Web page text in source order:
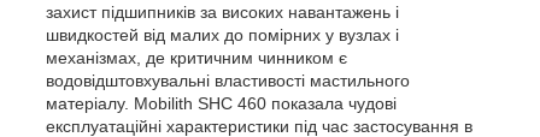
захист підшипників за високих навантажень і
швидкостей від малих до помірних у вузлах і
механізмах, де критичним чинником є
водовідштовхувальні властивості мастильного
матеріалу. Mobilith SHC 460 показала чудові
експлуатаційні характеристики під час застосування в